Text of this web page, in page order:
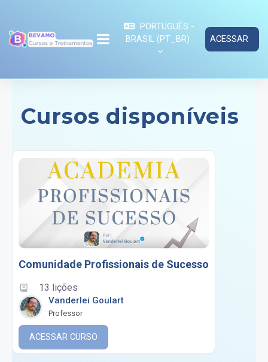
PAINEL LATERAL
PORTUGUÊS -
BRASIL ‎(PT_BR)‎
ACESSAR
Cursos disponíveis
Comunidade Profissionais de Sucesso
13 lições
Vanderlei Goulart
Professor
ACESSAR CURSO